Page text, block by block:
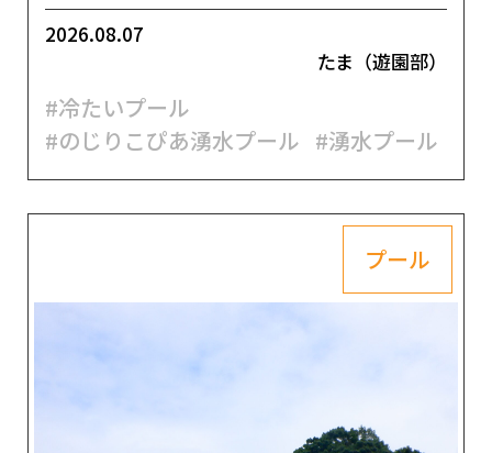
2026.08.07
たま（遊園部）
#冷たいプール
#のじりこぴあ湧水プール #湧水プール
プール